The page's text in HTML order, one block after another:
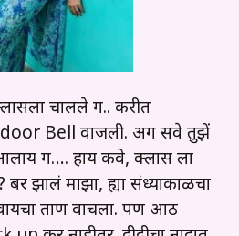
चालले ग.. करीत
door Bell वाजली. अग सवे तुझें
ग…. हाय कवे, क्लास ला
बर झालं माझा, ह्या संध्याकाळचा
ताण वाचला. पण आठ